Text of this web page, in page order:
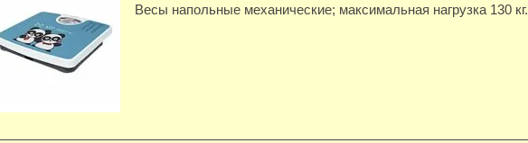
Весы напольные механические; максимальная нагрузка 130 кг.